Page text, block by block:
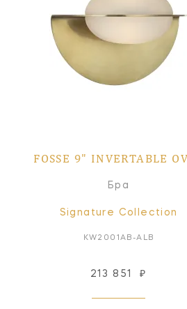
FOSSE 9" INVERTABLE
Бра
Signature Collection
KW2001AB-ALB
213 851 ₽